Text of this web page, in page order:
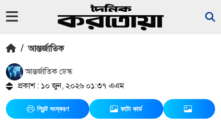
/ আন্তর্জাতিক
আন্তর্জাতিক ডেস্ক
প্রকাশ : ১০ জুন, ২০২৬ ০১:৩৭ এএম
প্রিন্ট সংস্করণ ফটো কার্ড